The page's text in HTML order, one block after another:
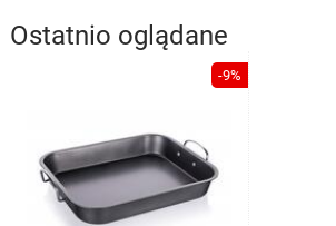
Ostatnio oglądane
-9%